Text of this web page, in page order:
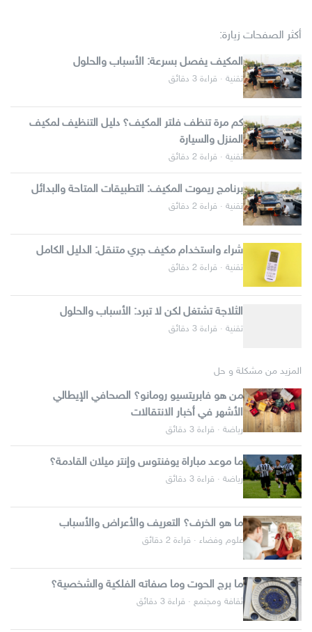
أكثر الصفحات زيارة:
المكيف يفصل بسرعة: الأسباب والحلول
تقنية · قراءة 3 دقائق
كم مرة تنظف فلتر المكيف؟ دليل التنظيف لمكيف
المنزل والسيارة
تقنية · قراءة 2 دقائق
برنامج ريموت المكيف: التطبيقات المتاحة والبدائل
تقنية · قراءة 2 دقائق
شراء واستخدام مكيف جري متنقل: الدليل الكامل
تقنية · قراءة 2 دقائق
الثلاجة تشتغل لكن لا تبرد: الأسباب والحلول
تقنية · قراءة 3 دقائق
المزيد من مشكلة و حل
من هو فابريتسيو رومانو؟ الصحافي الإيطالي
الأشهر في أخبار الانتقالات
رياضة · قراءة 3 دقائق
ما موعد مباراة يوفنتوس وإنتر ميلان القادمة؟
رياضة · قراءة 3 دقائق
ما هو الخرف؟ التعريف والأعراض والأسباب
علوم وفضاء · قراءة 2 دقائق
ما برج الحوت وما صفاته الفلكية والشخصية؟
ثقافة ومجتمع · قراءة 3 دقائق